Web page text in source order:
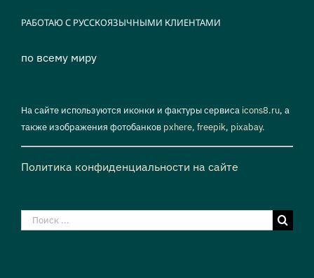
РАБОТАЮ С РУССКОЯЗЫЧНЫМИ КЛИЕНТАМИ
по всему миру
На сайте используются иконки и фактуры сервиса icons8.ru, а
также изображения фотобанков pxhere, freepik, pixabay.
Политика конфиденциальности на сайте
Результат
поиска: